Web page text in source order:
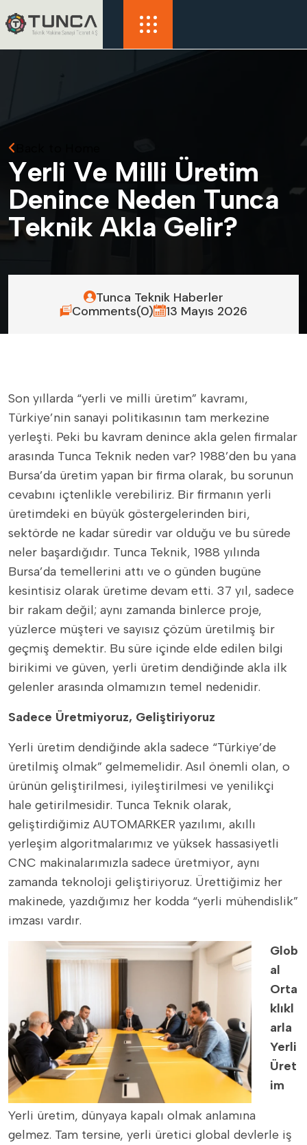
Yerli Ve Milli Üretim
Denince Neden Tunca
Teknik Akla Gelir?
Tunca Teknik Haberler
Comments(0)
13 Mayıs 2026
Son yıllarda “yerli ve milli üretim” kavramı,
Türkiye’nin sanayi politikasının tam merkezine
yerleşti. Peki bu kavram denince akla gelen firmalar
arasında Tunca Teknik neden var? 1988’den bu yana
Bursa’da üretim yapan bir firma olarak, bu sorunun
cevabını içtenlikle verebiliriz. Bir firmanın yerli
üretimdeki en büyük göstergelerinden biri,
sektörde ne kadar süredir var olduğu ve bu sürede
neler başardığıdır. Tunca Teknik, 1988 yılında
Bursa’da temellerini attı ve o günden bugüne
kesintisiz olarak üretime devam etti. 37 yıl, sadece
bir rakam değil; aynı zamanda binlerce proje,
yüzlerce müşteri ve sayısız çözüm üretilmiş bir
geçmiş demektir. Bu süre içinde elde edilen bilgi
birikimi ve güven, yerli üretim dendiğinde akla ilk
gelenler arasında olmamızın temel nedenidir.
Sadece Üretmiyoruz, Geliştiriyoruz
Yerli üretim dendiğinde akla sadece “Türkiye’de
üretilmiş olmak” gelmemelidir. Asıl önemli olan, o
ürünün geliştirilmesi, iyileştirilmesi ve yenilikçi
hale getirilmesidir. Tunca Teknik olarak,
geliştirdiğimiz AUTOMARKER yazılımı, akıllı
yerleşim algoritmalarımız ve yüksek hassasiyetli
CNC makinalarımızla sadece üretmiyor, aynı
zamanda teknoloji geliştiriyoruz. Ürettiğimiz her
makinede, yazdığımız her kodda “yerli mühendislik”
imzası vardır.
Glob
al
Orta
klıkl
arla
Yerli
Üret
im
Yerli üretim, dünyaya kapalı olmak anlamına
gelmez. Tam tersine, yerli üretici global devlerle iş